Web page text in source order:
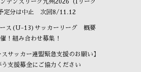
デンスリーグ九州2026（Iリーグ
定分は中止 次回8/11.12
ース(U-13)サッカーリーグ 概要
！組み合わせ募集！
スサッカー連盟緊急支援のお願い】
支援募金にご協力ください